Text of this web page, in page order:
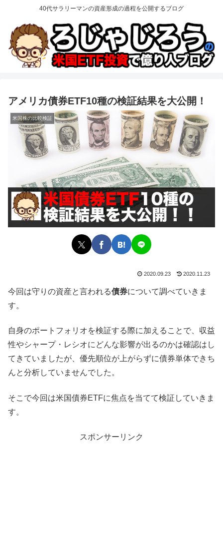
40代サラリーマンの資産形成の過程を公開するブログ
アメリカ債券ETF10種の検証結果を大公開！
米国株の比較検証
2020.09.23 2020.11.23
今回は守りの資産と言われる債券について調べていきま
す。
自身のポートフォリオを検証する際に加えることで、収益
性やシャープ・レシオにどんな影響が出るのかは確認はし
てきていましたが、優先順位が上がらずに債券単体できち
んと分析していませんでした。
そこで今回は米国債券ETFに焦点を当てて検証していきま
す。
スポンサーリンク